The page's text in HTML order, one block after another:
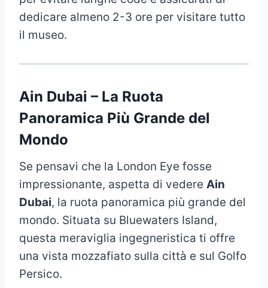
dedicare almeno 2-3 ore per visitare tutto
il museo.
Ain Dubai – La Ruota
Panoramica Più Grande del
Mondo
Se pensavi che la London Eye fosse
impressionante, aspetta di vedere Ain
Dubai, la ruota panoramica più grande del
mondo. Situata su Bluewaters Island,
questa meraviglia ingegneristica ti offre
una vista mozzafiato sulla città e sul Golfo
Persico.